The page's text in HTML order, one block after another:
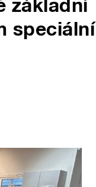
základní
speciální